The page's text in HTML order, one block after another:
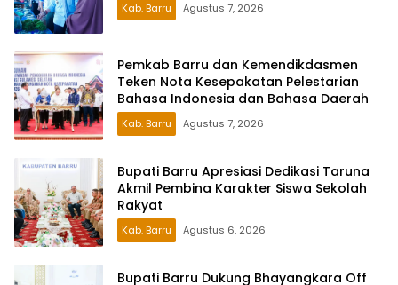
Kab. Barru Agustus 7, 2026
Pemkab Barru dan Kemendikdasmen
Teken Nota Kesepakatan Pelestarian
Bahasa Indonesia dan Bahasa Daerah
Kab. Barru Agustus 7, 2026
Bupati Barru Apresiasi Dedikasi Taruna
Akmil Pembina Karakter Siswa Sekolah
Rakyat
Kab. Barru Agustus 6, 2026
Bupati Barru Dukung Bhayangkara Off